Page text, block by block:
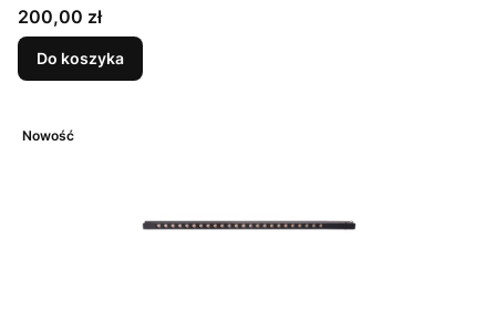
Cena
200,00 zł
Do koszyka
Nowość